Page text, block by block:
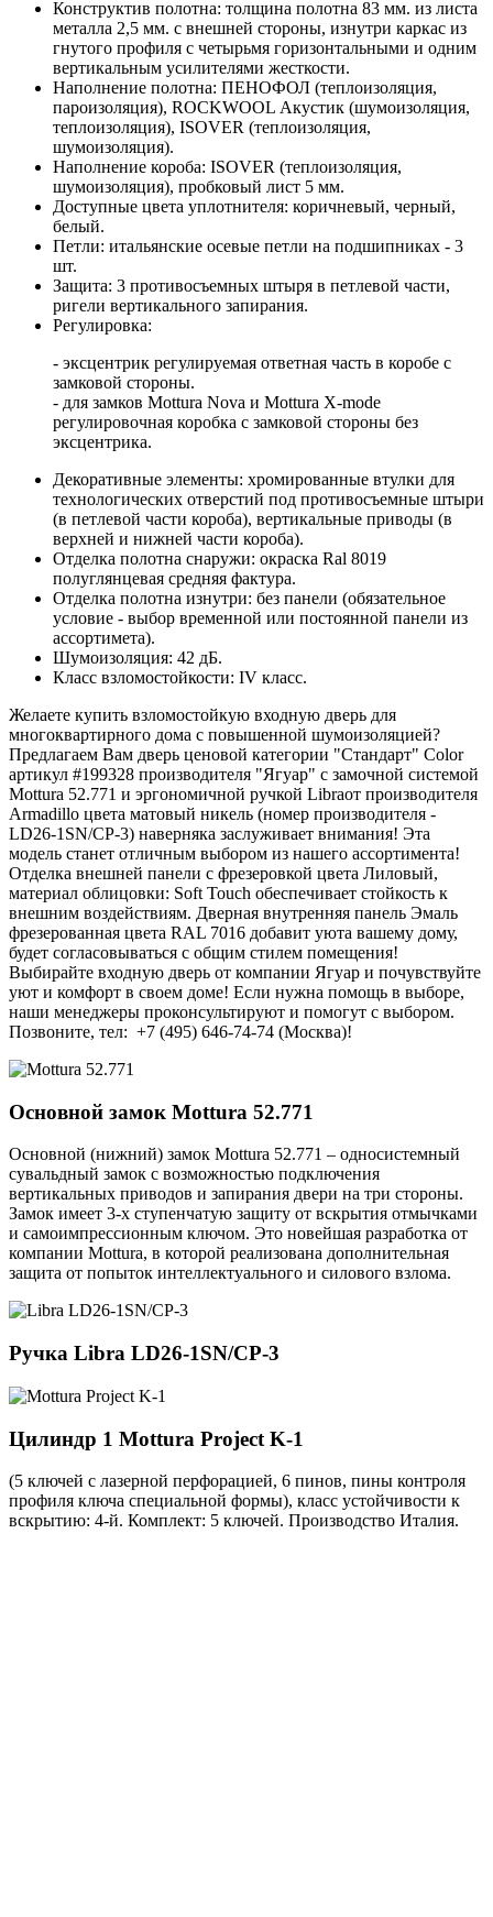
Конструктив полотна: толщина полотна 83 мм. из листа
металла 2,5 мм. с внешней стороны, изнутри каркас из
гнутого профиля с четырьмя горизонтальными и одним
вертикальным усилителями жесткости.
Наполнение полотна: ПЕНОФОЛ (теплоизоляция,
пароизоляция), ROCKWOOL Акустик (шумоизоляция,
теплоизоляция), ISOVER (теплоизоляция,
шумоизоляция).
Наполнение короба: ISOVER (теплоизоляция,
шумоизоляция), пробковый лист 5 мм.
Доступные цвета уплотнителя: коричневый, черный,
белый.
Петли: итальянские осевые петли на подшипниках - 3
шт.
Защита: 3 противосъемных штыря в петлевой части,
ригели вертикального запирания.
Регулировка:
- эксцентрик регулируемая ответная часть в коробе с
замковой стороны.
- для замков Mottura Nova и Mottura X-mode
регулировочная коробка с замковой стороны без
эксцентрика.
Декоративные элементы: хромированные втулки для
технологических отверстий под противосъемные штыри
(в петлевой части короба), вертикальные приводы (в
верхней и нижней части короба).
Отделка полотна снаружи: окраска Ral 8019
полуглянцевая средняя фактура.
Отделка полотна изнутри: без панели (обязательное
условие - выбор временной или постоянной панели из
ассортимета).
Шумоизоляция: 42 дБ.
Класс взломостойкости: IV класс.
Желаете купить взломостойкую входную дверь для
многоквартирного дома с повышенной шумоизоляцией?
Предлагаем Вам дверь ценовой категории "Стандарт" Color
артикул #199328 производителя "Ягуар" с замочной системой
Mottura 52.771 и эргономичной ручкой Libraот производителя
Armadillo цвета матовый никель (номер производителя -
LD26-1SN/CP-3) наверняка заслуживает внимания! Эта
модель станет отличным выбором из нашего ассортимента!
Отделка внешней панели с фрезеровкой цвета Лиловый,
материал облицовки: Soft Touch обеспечивает стойкость к
внешним воздействиям. Дверная внутренняя панель Эмаль
фрезерованная цвета RAL 7016 добавит уюта вашему дому,
будет согласовываться с общим стилем помещения!
Выбирайте входную дверь от компании Ягуар и почувствуйте
уют и комфорт в своем доме! Если нужна помощь в выборе,
наши менеджеры проконсультируют и помогут с выбором.
Позвоните, тел: +7 (495) 646-74-74 (Москва)!
Основной замок Mottura 52.771
Основной (нижний) замок Mottura 52.771 – односистемный
сувальдный замок с возможностью подключения
вертикальных приводов и запирания двери на три стороны.
Замок имеет 3-х ступенчатую защиту от вскрытия отмычками
и самоимпрессионным ключом. Это новейшая разработка от
компании Mottura, в которой реализована дополнительная
защита от попыток интеллектуального и силового взлома.
Ручка Libra LD26-1SN/CP-3
Цилиндр 1 Mottura Project K-1
(5 ключей с лазерной перфорацией, 6 пинов, пины контроля
профиля ключа специальной формы), класс устойчивости к
вскрытию: 4-й. Комплект: 5 ключей. Производство Италия.